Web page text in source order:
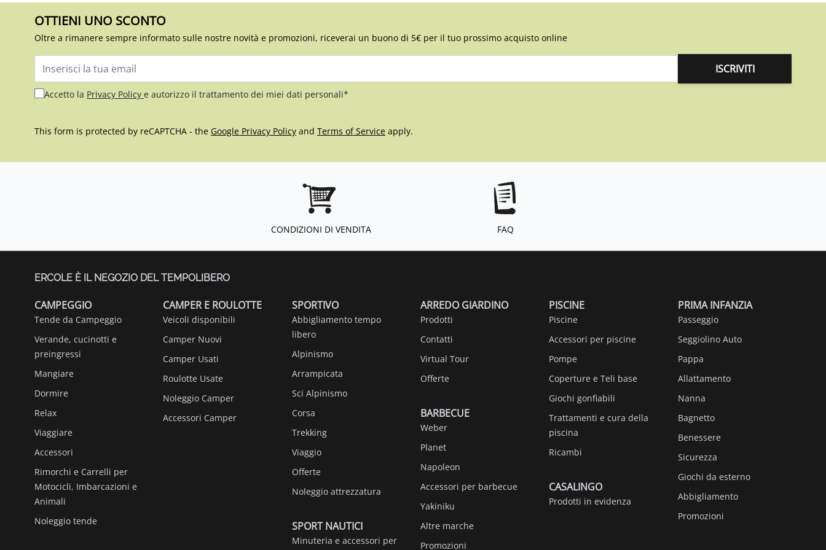
OTTIENI UNO SCONTO
Oltre a rimanere sempre informato sulle nostre novità e promozioni, riceverai un buono di 5€ per il tuo prossimo acquisto online
Indirizzo email ISCRIVITI
Accetto la Privacy Policy e autorizzo il trattamento dei miei dati personali*
This form is protected by reCAPTCHA - the Google Privacy Policy and Terms of Service apply.
CONDIZIONI DI VENDITA FAQ
ERCOLE È IL NEGOZIO DEL TEMPOLIBERO
CAMPEGGIO
Tende da Campeggio
Verande, cucinotti e
preingressi
Mangiare
Dormire
Relax
Viaggiare
Accessori
Rimorchi e Carrelli per
Motocicli, Imbarcazioni e
Animali
Noleggio tende
CAMPER E ROULOTTE
Veicoli disponibili
Camper Nuovi
Camper Usati
Roulotte Usate
Noleggio Camper
Accessori Camper
SPORTIVO
Abbigliamento tempo
libero
Alpinismo
Arrampicata
Sci Alpinismo
Corsa
Trekking
Viaggio
Offerte
Noleggio attrezzatura
SPORT NAUTICI
Minuteria e accessori per
ARREDO GIARDINO
Prodotti
Contatti
Virtual Tour
Offerte
BARBECUE
Weber
Planet
Napoleon
Accessori per barbecue
Yakiniku
Altre marche
Promozioni
PISCINE
Piscine
Accessori per piscine
Pompe
Coperture e Teli base
Giochi gonfiabili
Trattamenti e cura della
piscina
Ricambi
CASALINGO
Prodotti in evidenza
PRIMA INFANZIA
Passeggio
Seggiolino Auto
Pappa
Allattamento
Nanna
Bagnetto
Benessere
Sicurezza
Giochi da esterno
Abbigliamento
Promozioni